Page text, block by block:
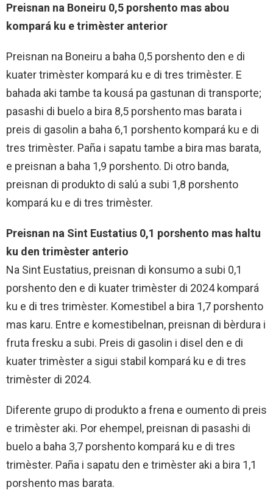
Preisnan na Boneiru 0,5 porshento mas abou
kompará ku e trimèster anterior
Preisnan na Boneiru a baha 0,5 porshento den e di
kuater trimèster kompará ku e di tres trimèster. E
bahada aki tambe ta kousá pa gastunan di transporte;
pasashi di buelo a bira 8,5 porshento mas barata i
preis di gasolin a baha 6,1 porshento kompará ku e di
tres trimèster. Paña i sapatu tambe a bira mas barata,
e preisnan a baha 1,9 porshento. Di otro banda,
preisnan di produkto di salú a subi 1,8 porshento
kompará ku e di tres trimèster.
Preisnan na Sint Eustatius 0,1 porshento mas haltu
ku den trimèster anterio
Na Sint Eustatius, preisnan di konsumo a subi 0,1
porshento den e di kuater trimèster di 2024 kompará
ku e di tres trimèster. Komestibel a bira 1,7 porshento
mas karu. Entre e komestibelnan, preisnan di bèrdura i
fruta fresku a subi. Preis di gasolin i disel den e di
kuater trimèster a sigui stabil kompará ku e di tres
trimèster di 2024.
Diferente grupo di produkto a frena e oumento di preis
e trimèster aki. Por ehempel, preisnan di pasashi di
buelo a baha 3,7 porshento kompará ku e di tres
trimèster. Paña i sapatu den e trimèster aki a bira 1,1
porshento mas barata.